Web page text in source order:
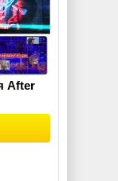
After